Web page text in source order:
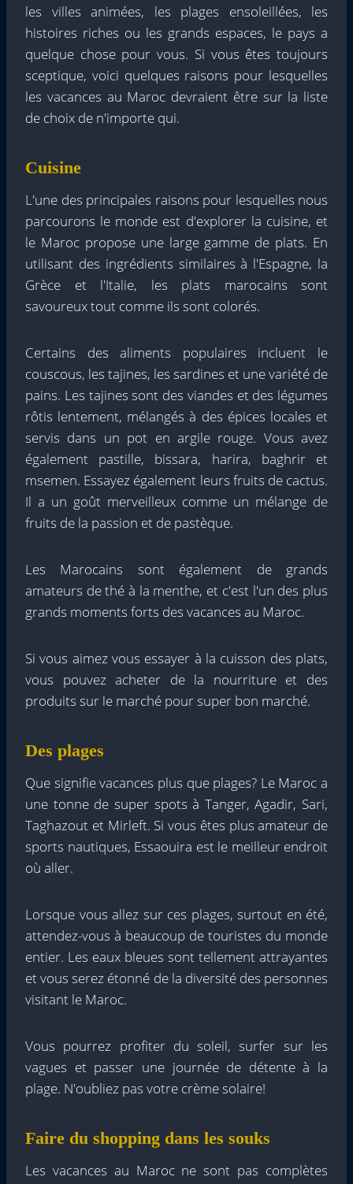
les villes animées, les plages ensoleillées, les
histoires riches ou les grands espaces, le pays a
quelque chose pour vous. Si vous êtes toujours
sceptique, voici quelques raisons pour lesquelles
les vacances au Maroc devraient être sur la liste
de choix de n'importe qui.
Cuisine
L'une des principales raisons pour lesquelles nous
parcourons le monde est d'explorer la cuisine, et
le Maroc propose une large gamme de plats. En
utilisant des ingrédients similaires à l'Espagne, la
Grèce et l'Italie, les plats marocains sont
savoureux tout comme ils sont colorés.
Certains des aliments populaires incluent le
couscous, les tajines, les sardines et une variété de
pains. Les tajines sont des viandes et des légumes
rôtis lentement, mélangés à des épices locales et
servis dans un pot en argile rouge. Vous avez
également pastille, bissara, harira, baghrir et
msemen. Essayez également leurs fruits de cactus.
Il a un goût merveilleux comme un mélange de
fruits de la passion et de pastèque.
Les Marocains sont également de grands
amateurs de thé à la menthe, et c'est l'un des plus
grands moments forts des vacances au Maroc.
Si vous aimez vous essayer à la cuisson des plats,
vous pouvez acheter de la nourriture et des
produits sur le marché pour super bon marché.
Des plages
Que signifie vacances plus que plages? Le Maroc a
une tonne de super spots à Tanger, Agadir, Sari,
Taghazout et Mirleft. Si vous êtes plus amateur de
sports nautiques, Essaouira est le meilleur endroit
où aller.
Lorsque vous allez sur ces plages, surtout en été,
attendez-vous à beaucoup de touristes du monde
entier. Les eaux bleues sont tellement attrayantes
et vous serez étonné de la diversité des personnes
visitant le Maroc.
Vous pourrez profiter du soleil, surfer sur les
vagues et passer une journée de détente à la
plage. N'oubliez pas votre crème solaire!
Faire du shopping dans les souks
Les vacances au Maroc ne sont pas complètes